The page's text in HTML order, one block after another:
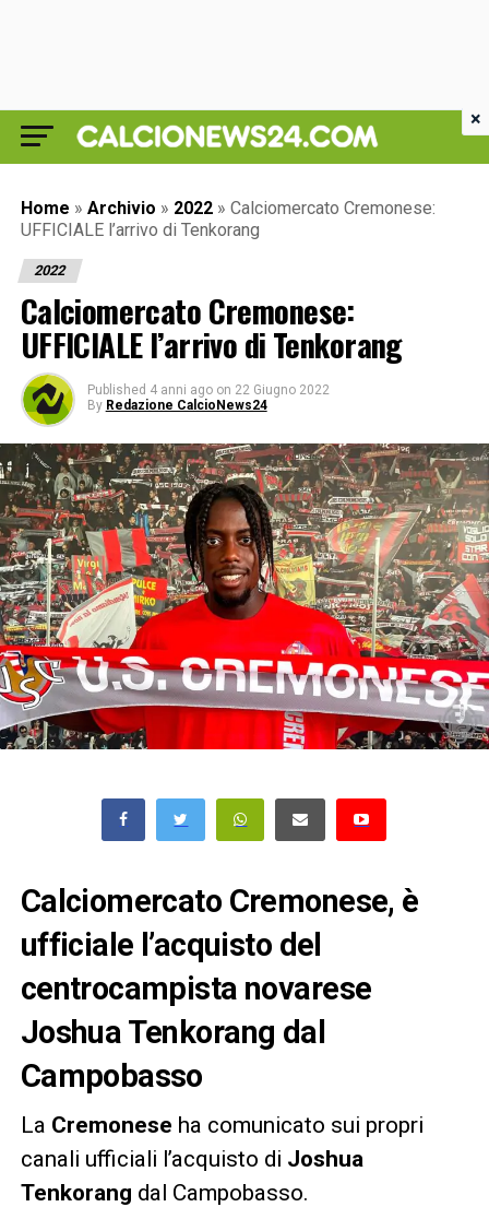
Home » Archivio » 2022 » Calciomercato Cremonese:
UFFICIALE l’arrivo di Tenkorang
2022
Calciomercato Cremonese:
UFFICIALE l’arrivo di Tenkorang
Published 4 anni ago on 22 Giugno 2022
By Redazione CalcioNews24
Calciomercato Cremonese, è
ufficiale l’acquisto del
centrocampista novarese
Joshua Tenkorang dal
Campobasso
La Cremonese ha comunicato sui propri
canali ufficiali l’acquisto di Joshua
Tenkorang dal Campobasso.
×